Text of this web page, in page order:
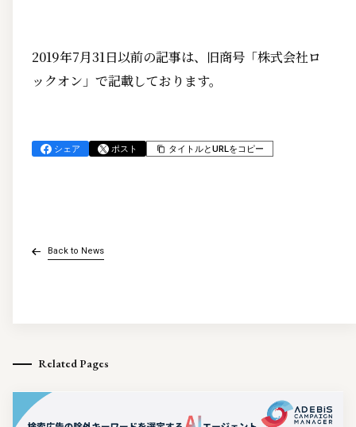
2019年7月31日以前の記事は、旧商号「株式会社ロ
ックオン」で記載しております。
シェア ポスト タイトルとURLをコピー
Back to News
Related Pages